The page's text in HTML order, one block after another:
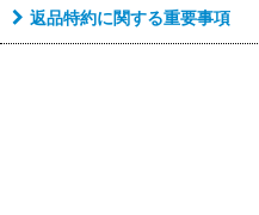
返品特約に関する重要事項